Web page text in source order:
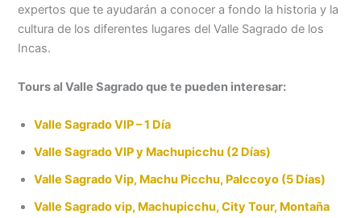
expertos que te ayudarán a conocer a fondo la historia y la
cultura de los diferentes lugares del Valle Sagrado de los
Incas.
Tours al Valle Sagrado que te pueden interesar:
Valle Sagrado VIP – 1 Día
Valle Sagrado VIP y Machupicchu (2 Días)
Valle Sagrado Vip, Machu Picchu, Palccoyo (5 Días)
Valle Sagrado vip, Machupicchu, City Tour, Montaña